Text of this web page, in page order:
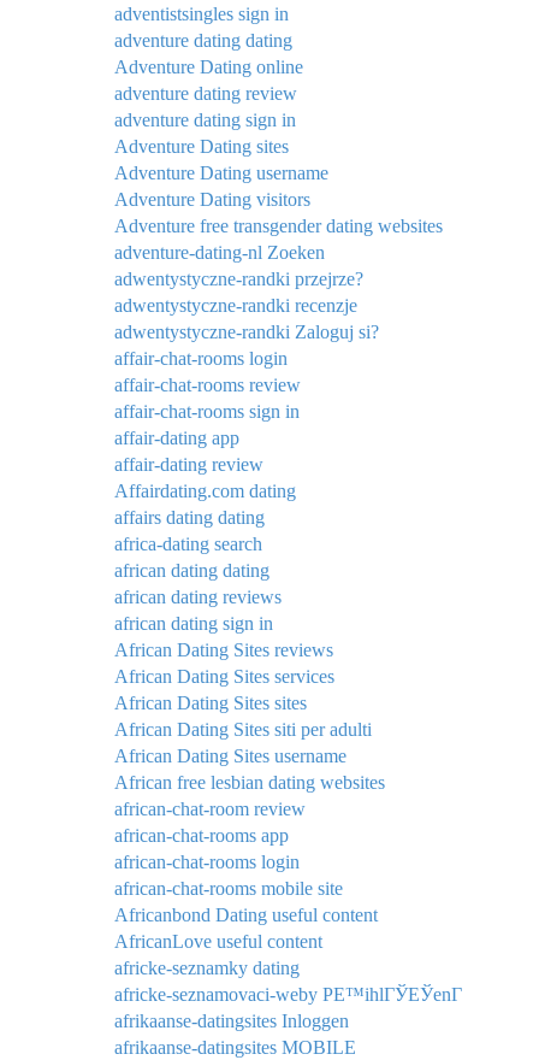
adventistsingles sign in
adventure dating dating
Adventure Dating online
adventure dating review
adventure dating sign in
Adventure Dating sites
Adventure Dating username
Adventure Dating visitors
Adventure free transgender dating websites
adventure-dating-nl Zoeken
adwentystyczne-randki przejrze?
adwentystyczne-randki recenzje
adwentystyczne-randki Zaloguj si?
affair-chat-rooms login
affair-chat-rooms review
affair-chat-rooms sign in
affair-dating app
affair-dating review
Affairdating.com dating
affairs dating dating
africa-dating search
african dating dating
african dating reviews
african dating sign in
African Dating Sites reviews
African Dating Sites services
African Dating Sites sites
African Dating Sites siti per adulti
African Dating Sites username
African free lesbian dating websites
african-chat-room review
african-chat-rooms app
african-chat-rooms login
african-chat-rooms mobile site
Africanbond Dating useful content
AfricanLove useful content
africke-seznamky dating
africke-seznamovaci-weby PЕ™ihlГЎЕЎenГ­
afrikaanse-datingsites Inloggen
afrikaanse-datingsites MOBILE